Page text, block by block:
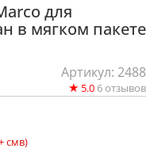
для
в мягком пакете
Артикул: 2488
★ 5.0 6отзывов
смв)